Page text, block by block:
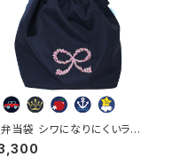
当袋 シワになりにくいラク
素材（クラウン除く）